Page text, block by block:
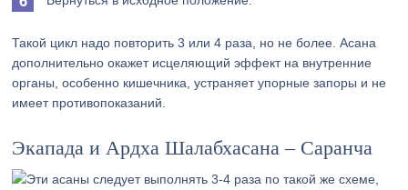
Такой цикл надо повторить 3 или 4 раза, но не более. Асана
дополнительно окажет исцеляющий эффект на внутренние
органы, особенно кишечника, устраняет упорные запоры и не
имеет противопоказаний.
Экапада и Ардха Шалабхасана – Саранча